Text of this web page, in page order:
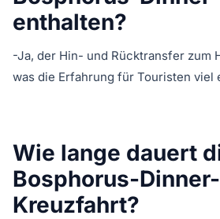
enthalten?
-Ja, der Hin- und Rücktransfer zum
was die Erfahrung für Touristen viel
Wie lange dauert
Bosphorus-Dinner-
Kreuzfahrt?